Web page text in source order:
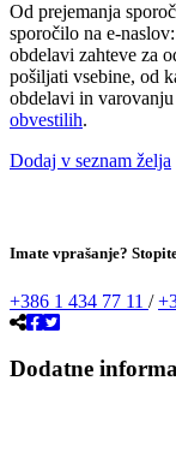
Od prejemanja
sporočilo na e-
obdelavi zahteve za
pošiljati vsebine, od
obdelavi in
obvestilih.
Dodaj v seznam želja
Imate vprašanje?
+386 1 434 77 11 /
Dodatne